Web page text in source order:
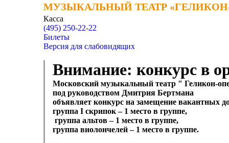
МУЗЫКАЛЬНЫЙ ТЕАТР
МУЗЫКАЛЬНЫЙ ТЕАТР
Касса
(495) 250-22-22
Билеты
Версия для слабовидящих
Внимание: конкурс в
Московский музыкальный театр " Геликон-
под руководством Дмитрия Бертмана
объявляет конкурс на замещение вакантных
группа I скрипок – 1 место в группе,
группа альтов – 1 место в группе,
группа виолончелей – 1 место в группе.